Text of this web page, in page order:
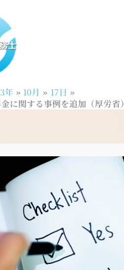
年 10月
17日
に関する事例を追加（厚労省）